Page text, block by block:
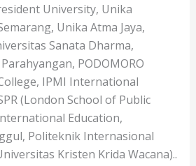
University, Unika
Unika Atma Jaya,
Sanata Dharma,
PODOMORO
IPMI International
(London School of Public
Education,
Politeknik Internasional
Kristen Krida Wacana)..